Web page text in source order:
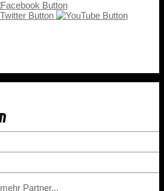
mehr Partner...